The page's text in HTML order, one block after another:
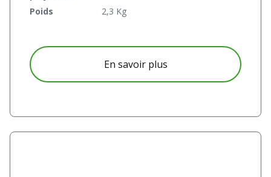
Poids 2,3 Kg
En savoir plusà propos DX563ST